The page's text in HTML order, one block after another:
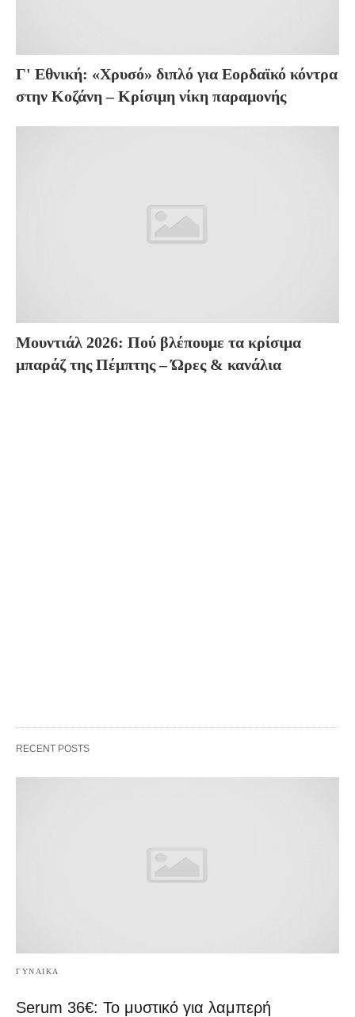
Γ' Εθνική: «Χρυσό» διπλό για Εορδαϊκό κόντρα
στην Κοζάνη – Κρίσιμη νίκη παραμονής
Μουντιάλ 2026: Πού βλέπουμε τα κρίσιμα
μπαράζ της Πέμπτης – Ώρες & κανάλια
RECENT POSTS
ΓΥΝΑΙΚΑ
Serum 36€: Το μυστικό για λαμπερή